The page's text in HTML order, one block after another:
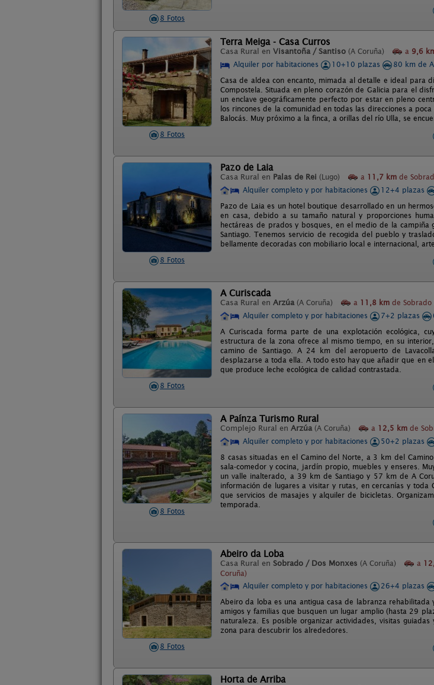
8 Fotos
8 Fotos
Terra Meiga - Casa Curros
Casa Rural en Visantoña / Santiso (A Coruña) a 9,6
Alquiler por habitaciones
10+10 plazas
80 km de
Casa de aldea con encanto, mimada al detalle e ideal para
Compostela. Situada en pleno corazón de Galicia para el
un enclave geográficamente perfecto por estar en pleno
los rincones de la comunidad en todas las direcciones a
Balocás. Muy próximo a la finca, a orillas del río Ulla, se
8 Fotos
Pazo de Laia
Casa Rural en Palas de Rei (Lugo) a 11,7 km de
Alquiler completo y por habitaciones
12+4 plazas
Pazo de Laia es un hotel boutique desarrollado en un
en casa, debido a su tamaño natural y proporciones
hectáreas de prados y bosques, en el medio de la
Santiago. Tenemos servicio de recogida del pueblo y
bellamente decoradas con mobiliario local e internacional,
8 Fotos
A Curiscada
Casa Rural en Arzúa (A Coruña) a 11,8 km de Sobrado
Alquiler completo y por habitaciones
7+2 plazas
A Curiscada forma parte de una explotación ecológica,
estructura de la zona ofrece al mismo tiempo, en su
camino de Santiago. A 24 km del aeropuerto de
desplazarse a toda ella. A todo esto hay que añadir que en
que produce leche ecológica de calidad contrastada.
8 Fotos
A Paínza Turismo Rural
Complejo Rural en Arzúa (A Coruña) a 12,5 km de
Alquiler completo y por habitaciones
50+2 plazas
8 casas situadas en el Camino del Norte, a 3 km del
sala-comedor y cocina, jardín propio, muebles y enseres.
un valle inalterado, a 39 km de Santiago y 57 km de A
información de lugares a visitar y rutas, en cercanías y
que servicios de masajes y alquiler de bicicletas.
temporada.
8 Fotos
Abeiro da Loba
Casa Rural en Sobrado / Dos Monxes (A Coruña) a
Coruña)
Alquiler completo y por habitaciones 26+4 plazas
Abeiro da loba es una antigua casa de labranza
amigos y familias que busquen un lugar amplio (hasta 29
naturaleza. Es posible organizar actividades, visitas
zona para descubrir los alrededores.
Horta de Arriba